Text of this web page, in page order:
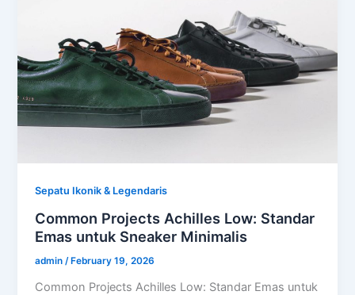
Sepatu Ikonik & Legendaris
Common Projects Achilles Low: Standar
Emas untuk Sneaker Minimalis
admin /February 19, 2026
Common Projects Achilles Low: Standar Emas untuk